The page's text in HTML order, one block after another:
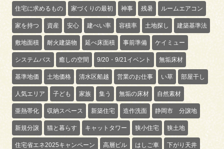
住宅に求めるもの 家づくりの最初 神事 残暑 ルームエアコン
家を持つ 資産 安心 建ぺい率 容積率 土地探し 建築基準法
敷地面積 耐火建築物 延べ床面積 事前準備 ケイミュー
システムバス 癒しの空間 9/20・9/21イベント 無垢床材
基準地価 土地価格 清水区船越 営業のお仕事 い草 部屋干し
人気エリア 子ども 家族 集う 無垢の床材 自然素材
亜熱帯化 収納スペース 新築住宅 造作洗面 静岡市 分譲地
新規分譲 猫と暮らす キャットタワー 狭小住宅 狭土地
住宅省エネ2025キャンペーン 高層ビル はしご車 下がり天井